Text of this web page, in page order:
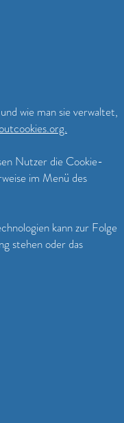
wie man sie verwaltet,
Nutzer die Cookie-
im Menü des
kann zur Folge
stehen oder das